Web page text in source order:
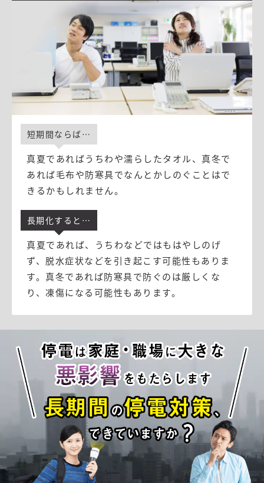
短期間ならば⋯
真夏であればうちわや濡らしたタオル、真冬で
あれば毛布や防寒具でなんとかしのぐことはで
きるかもしれません。
長期化すると⋯
真夏であれば、うちわなどではもはやしのげ
ず、脱水症状などを引き起こす可能性もありま
す。真冬であれば防寒具で防ぐのは厳しくな
り、凍傷になる可能性もあります。